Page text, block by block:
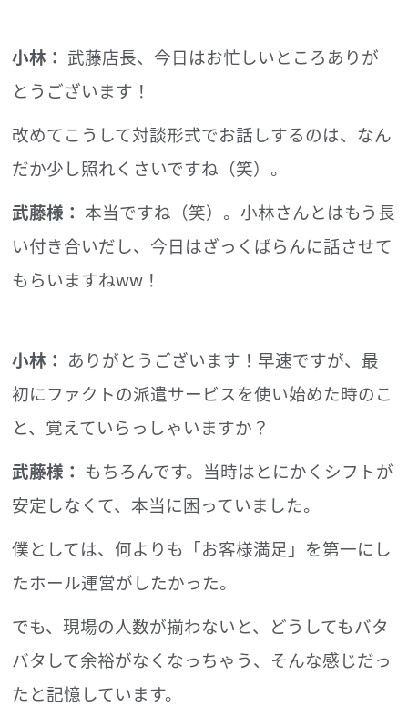
小林： 武藤店長、今日はお忙しいところありが
とうございます！
改めてこうして対談形式でお話しするのは、なん
だか少し照れくさいですね（笑）。
武藤様： 本当ですね（笑）。小林さんとはもう長
い付き合いだし、今日はざっくばらんに話させて
もらいますねww！
小林： ありがとうございます！早速ですが、最
初にファクトの派遣サービスを使い始めた時のこ
と、覚えていらっしゃいますか？
武藤様： もちろんです。当時はとにかくシフトが
安定しなくて、本当に困っていました。
僕としては、何よりも「お客様満足」を第一にし
たホール運営がしたかった。
でも、現場の人数が揃わないと、どうしてもバタ
バタして余裕がなくなっちゃう、そんな感じだっ
たと記憶しています。